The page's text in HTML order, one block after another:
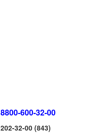
8800-600-32-00
202-32-00 (843)